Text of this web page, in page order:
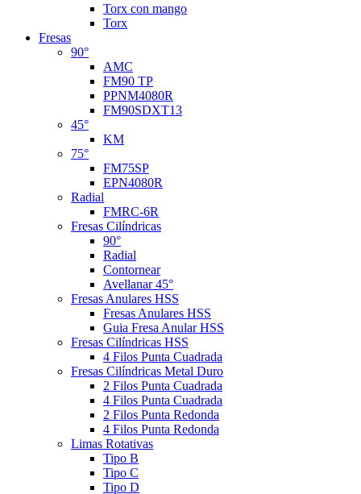
Torx con mango
Torx
Fresas
90°
AMC
FM90 TP
PPNM4080R
FM90SDXT13
45°
KM
75°
FM75SP
EPN4080R
Radial
FMRC-6R
Fresas Cilíndricas
90°
Radial
Contornear
Avellanar 45°
Fresas Anulares HSS
Fresas Anulares HSS
Guia Fresa Anular HSS
Fresas Cilíndricas HSS
4 Filos Punta Cuadrada
Fresas Cilíndricas Metal Duro
2 Filos Punta Cuadrada
4 Filos Punta Cuadrada
2 Filos Punta Redonda
4 Filos Punta Redonda
Limas Rotativas
Tipo B
Tipo C
Tipo D